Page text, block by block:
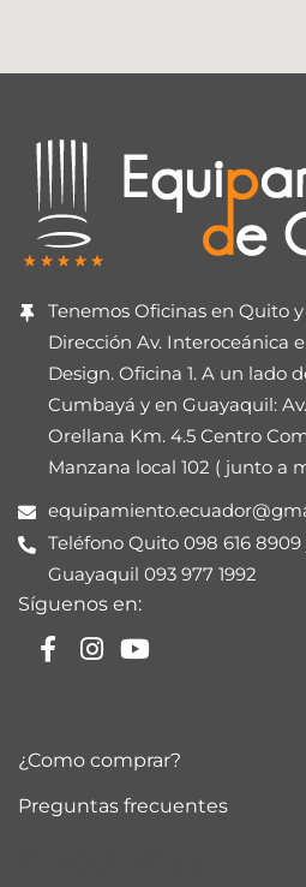
Tenemos Oficinas en Quito
Dirección Av. Interoceánica
Design. Oficina 1. A un lado
Cumbayá y en Guayaquil:
Orellana Km. 4.5 Centro
Manzana local 102 ( junto a
Teléfono Quito 098 616
Guayaquil 093 977 1992
Síguenos en:
¿Como comprar?
Preguntas frecuentes